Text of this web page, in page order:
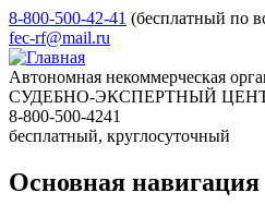
8-800-500-42-41 (бесплатный по
fec-rf@mail.ru
Автономная некоммерческая
СУДЕБНО-ЭКСПЕРТНЫЙ
8-800-500-4241
бесплатный, круглосуточный
Основная навигация